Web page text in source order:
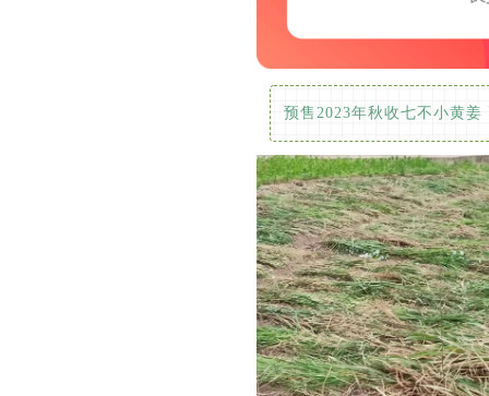
预售2023年秋收七不小黄姜